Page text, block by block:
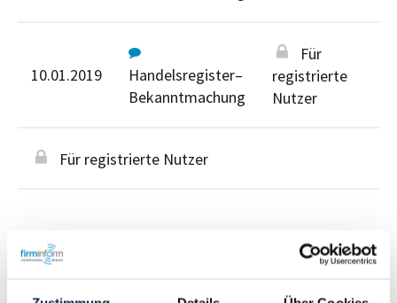
10.01.2019
Handelsregister–
Bekanntmachung
Für
registrierte
Nutzer
Für registrierte Nutzer